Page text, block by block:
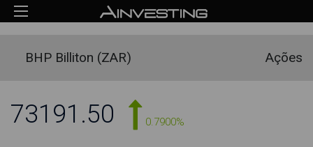
BHP Billiton (ZAR) Ações
73191.50 0.7900%